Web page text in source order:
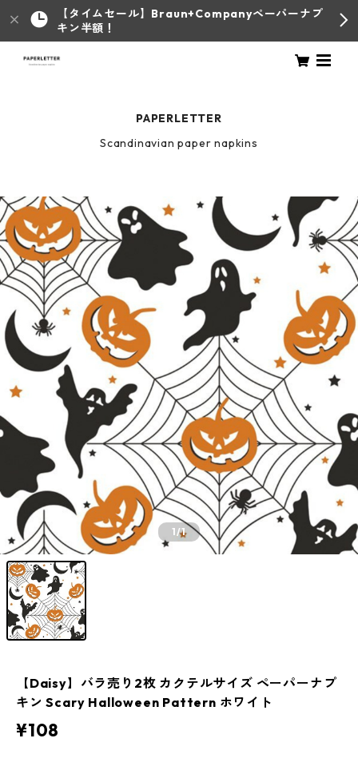
【タイムセール】Braun+Companyペーパーナプ
キン半額！
PAPERLETTER
Scandinavian paper napkins
1/1
【Daisy】バラ売り2枚 カクテルサイズ ペーパーナプ
キン Scary Halloween Pattern ホワイト
¥108